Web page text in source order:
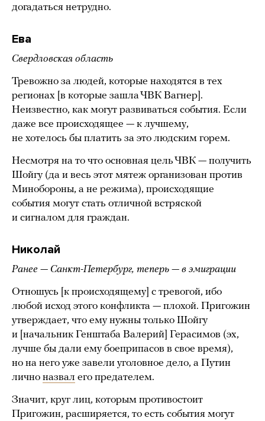
догадаться нетрудно.
Ева
Свердловская область
Тревожно за людей, которые находятся в тех
регионах [в которые зашла ЧВК Вагнер].
Неизвестно, как могут развиваться события. Если
даже все происходящее — к лучшему,
не хотелось бы платить за это людским горем.
Несмотря на то что основная цель ЧВК — получить
Шойгу (да и весь этот мятеж организован против
Минобороны, а не режима), происходящие
события могут стать отличной встряской
и сигналом для граждан.
Николай
Ранее — Санкт-Петербург, теперь — в эмиграции
Отношусь [к происходящему] с тревогой, ибо
любой исход этого конфликта — плохой. Пригожин
утверждает, что ему нужны только Шойгу
и [начальник Генштаба Валерий] Герасимов (эх,
лучше бы дали ему боеприпасов в свое время),
но на него уже завели уголовное дело, а Путин
лично назвал его предателем.
Значит, круг лиц, которым противостоит
Пригожин, расширяется, то есть события могут